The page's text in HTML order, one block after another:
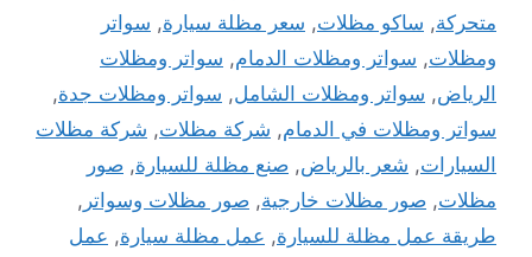
متحركة, ساكو مظلات, سعر مظلة سيارة, سواتر
ومظلات, سواتر ومظلات الدمام, سواتر ومظلات
الرياض, سواتر ومظلات الشامل, سواتر ومظلات جدة,
سواتر ومظلات في الدمام, شركة مظلات, شركة مظلات
السيارات, شعر بالرياض, صنع مظلة للسيارة, صور
مظلات, صور مظلات خارجية, صور مظلات وسواتر ,
طريقة عمل مظلة للسيارة, عمل مظلة سيارة, عمل